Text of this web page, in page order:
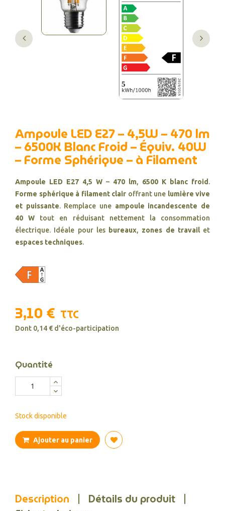
Ampoule LED E27 – 4,5W – 470 lm
– 6500K Blanc Froid – Équiv. 40W
– Forme Sphérique – à Filament
Ampoule LED E27 4,5 W – 470 lm, 6500 K blanc froid .
Forme sphérique à filament clair offrant une lumière vive
et puissante. Remplace une ampoule incandescente de
40 W tout en réduisant nettement la consommation
électrique. Idéale pour les bureaux, zones de travailet
espaces techniques.
3,10 € TTC
Dont 0,14 € d'éco-participation
Quantité
Stock disponible
Ajouter au panier
Description
Détails du produit